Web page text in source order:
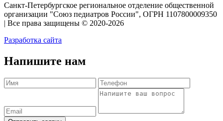
Санкт-Петербургское региональное отделение общественной
организации "Союз педиатров России", ОГРН 1107800009350
| Все права защищены © 2020-2026
Разработка сайта
Напишите нам